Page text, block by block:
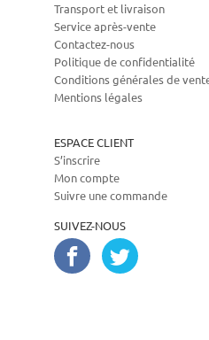
Transport et livraison
Service après-vente
Contactez-nous
Politique de confidentialité
Conditions générales de
Mentions légales
ESPACE CLIENT
S’inscrire
Mon compte
Suivre une commande
SUIVEZ-NOUS